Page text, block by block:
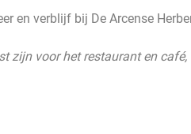
en verblijf bij De Arcense
zijn voor het restaurant en